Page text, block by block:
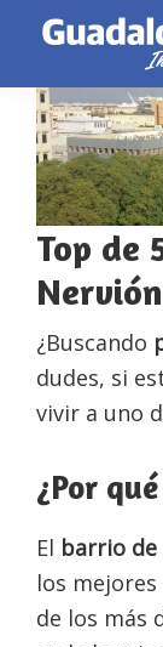
Skip
primary
navigation
Skip
main
content
Skip
primary
sidebar
Skip
footer
Top de
Nervión
¿Buscando
dudes, si
vivir a uno
¿Por
El barrio
los
de los más